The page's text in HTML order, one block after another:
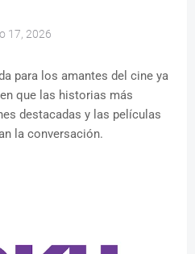
17, 2026
para los amantes del cine ya
que las historias más
destacadas y las películas
la conversación.